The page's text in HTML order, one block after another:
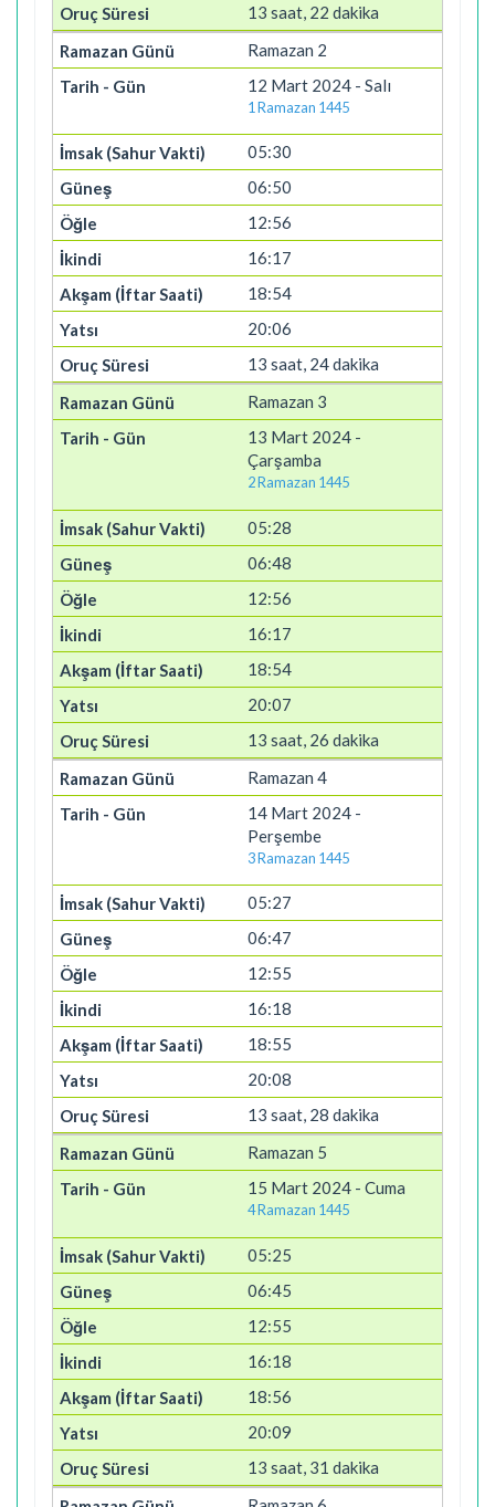
13 saat, 22 dakika
Ramazan 2
12 Mart 2024 - Salı
1 Ramazan 1445
05:30
06:50
12:56
16:17
18:54
20:06
13 saat, 24 dakika
Ramazan 3
13 Mart 2024 -
Çarşamba
2 Ramazan 1445
05:28
06:48
12:56
16:17
18:54
20:07
13 saat, 26 dakika
Ramazan 4
14 Mart 2024 -
Perşembe
3 Ramazan 1445
05:27
06:47
12:55
16:18
18:55
20:08
13 saat, 28 dakika
Ramazan 5
15 Mart 2024 - Cuma
4 Ramazan 1445
05:25
06:45
12:55
16:18
18:56
20:09
13 saat, 31 dakika